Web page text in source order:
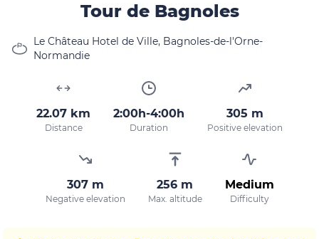
Tour de Bagnoles
Le Château Hotel de Ville, Bagnoles-de-l'Orne-
Normandie
22.07 km
Distance
2:00h-4:00h
Duration
305 m
Positive elevation
307 m
Negative elevation
256 m
Max. altitude
Medium
Difficulty